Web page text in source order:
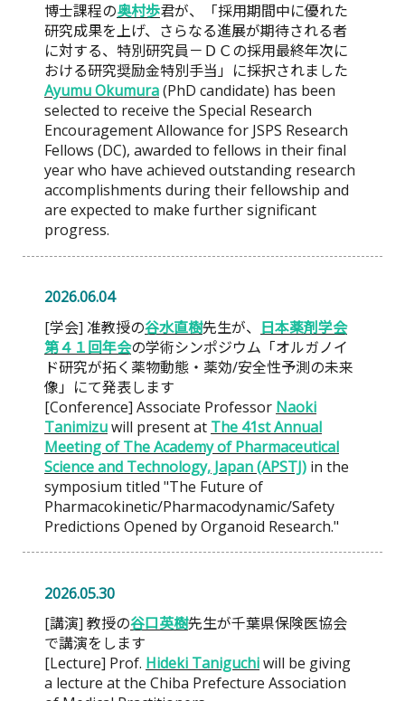
博士課程の奥村歩君が、「採用期間中に優れた
研究成果を上げ、さらなる進展が期待される者
に対する、特別研究員－ＤＣの採用最終年次に
おける研究奨励金特別手当」に採択されました
Ayumu Okumura(PhD candidate) has been
selected to receive the Special Research
Encouragement Allowance for JSPS Research
Fellows (DC), awarded to fellows in their final
year who have achieved outstanding research
accomplishments during their fellowship and
are expected to make further significant
progress.
2026.06.04
[学会] 准教授の谷水直樹先生が、 日本薬剤学会
第４１回年会の学術シンポジウム「オルガノイ
ド研究が拓く薬物動態・薬効/安全性予測の未来
像」にて発表します
[Conference] Associate Professor Naoki
Tanimizuwill present at The 41st Annual
Meeting of The Academy of Pharmaceutical
Science and Technology, Japan (APSTJ) in the
symposium titled "The Future of
Pharmacokinetic/Pharmacodynamic/Safety
Predictions Opened by Organoid Research."
2026.05.30
[講演] 教授の谷口英樹先生が千葉県保険医協会
で講演をします
[Lecture] Prof. Hideki Taniguchiwill be giving
a lecture at the Chiba Prefecture Association